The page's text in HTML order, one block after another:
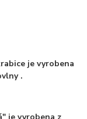
je vyrobena
.